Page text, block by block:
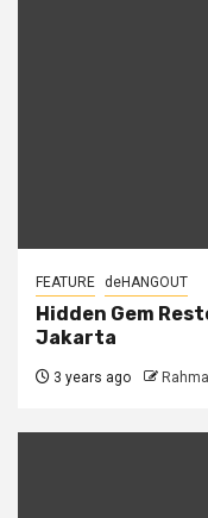
FEATURE deHANGOUT
Hidden Gem
Jakarta
3 years ago